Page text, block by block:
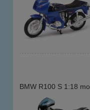
BMW R100 S 1:18